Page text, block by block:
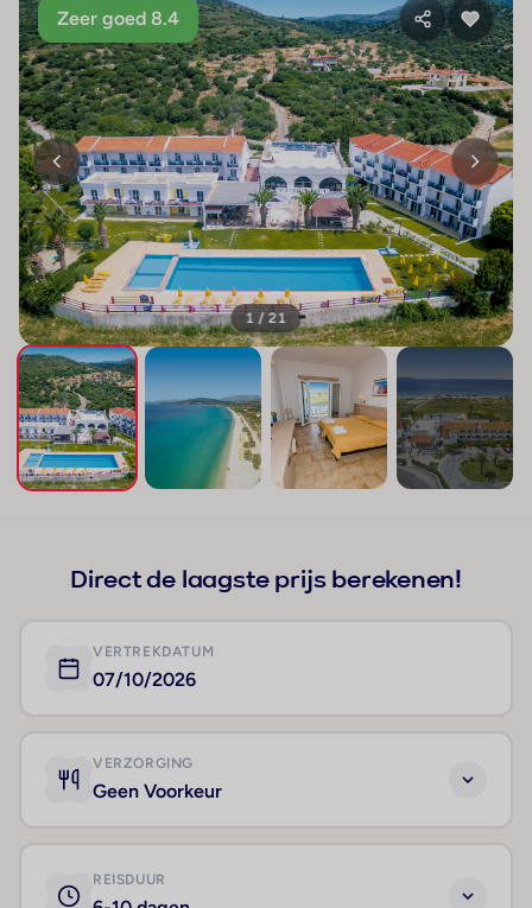
Zeer goed 8.4
1 / 21
Direct de laagste prijs berekenen!
VERTREKDATUM
07/10/2026
VERZORGING
Geen Voorkeur
REISDUUR